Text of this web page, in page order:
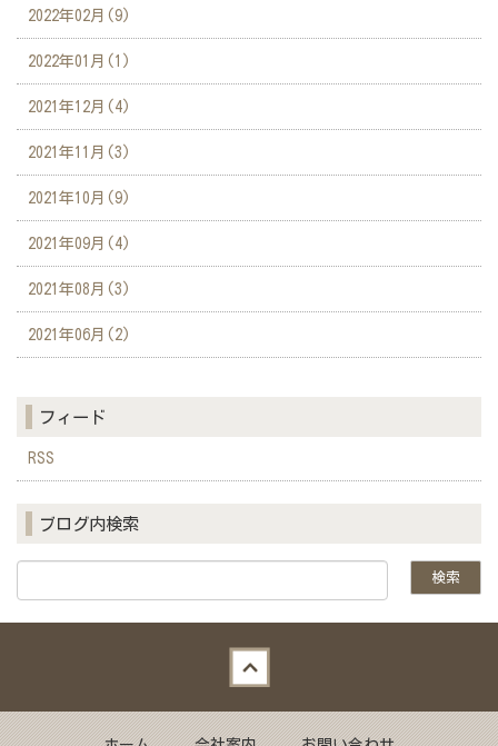
2022年02月(9)
2022年01月(1)
2021年12月(4)
2021年11月(3)
2021年10月(9)
2021年09月(4)
2021年08月(3)
2021年06月(2)
フィード
RSS
ブログ内検索
Back to top